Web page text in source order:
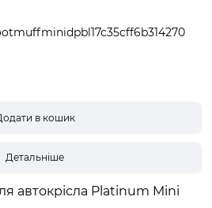
Детальніше
автокрісла Platinum Mini